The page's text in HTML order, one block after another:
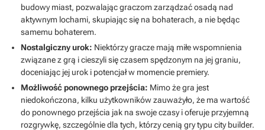
budowy miast, pozwalając graczom zarządzać osadą nad
aktywnym lochami, skupiając się na bohaterach, a nie będąc
samemu bohaterem.
Nostalgiczny urok: Niektórzy gracze mają miłe wspomnienia
związane z grą i cieszyli się czasem spędzonym na jej graniu,
doceniając jej urok i potencjał w momencie premiery.
Możliwość ponownego przejścia: Mimo że gra jest
niedokończona, kilku użytkowników zauważyło, że ma wartość
do ponownego przejścia jak na swoje czasy i oferuje przyjemną
rozgrywkę, szczególnie dla tych, którzy cenią gry typu city builder.